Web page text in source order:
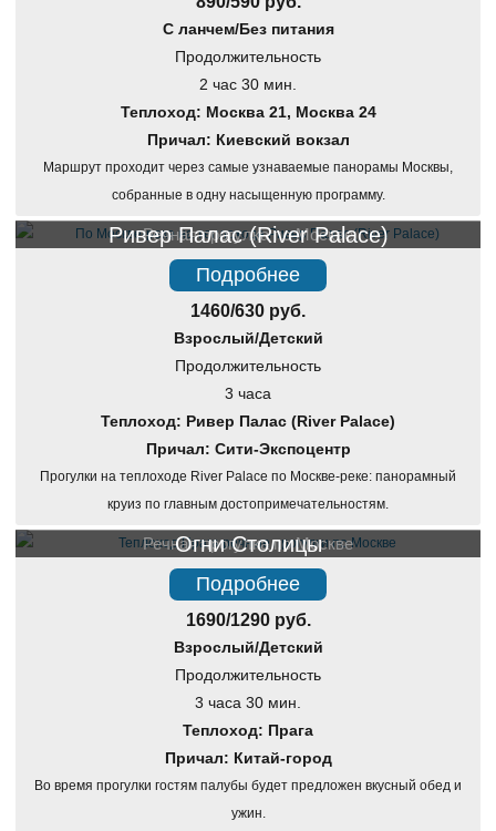
С ланчем/Без питания
Продолжительность
2 час 30 мин.
Теплоход: Москва 21, Москва 24
Причал: Киевский вокзал
Маршрут проходит через самые узнаваемые панорамы Москвы,
собранные в одну насыщенную программу.
Речная прогулка по Москве
Ривер Палас (River Palace)
Подробнее
1460/630 руб.
Взрослый/Детский
Продолжительность
3 часа
Теплоход: Ривер Палас (River Palace)
Причал: Сити-Экспоцентр
Прогулки на теплоходе River Palace по Москве-реке: панорамный
круиз по главным достопримечательностям.
Речная прогулка по Москве
Огни Столицы
Подробнее
1690/1290 руб.
Взрослый/Детский
Продолжительность
3 часа 30 мин.
Теплоход: Прага
Причал: Китай-город
Во время прогулки гостям палубы будет предложен вкусный обед и
ужин.